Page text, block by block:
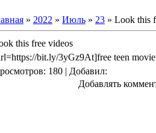
» 2022 » Июль » 23 » Look this
this free videos
bit.ly/3yGz9At]free teen
: 180 | Добавил:
Добавлять